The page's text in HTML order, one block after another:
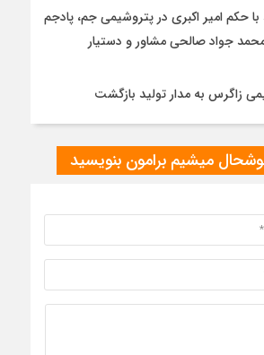
حکم امیر اکبری در پتروشیمی جم، پادجم
جواد صالحی مشاور و دستیار
زاگرس به مدار تولید بازگشت
میشیم برامون بنویسید